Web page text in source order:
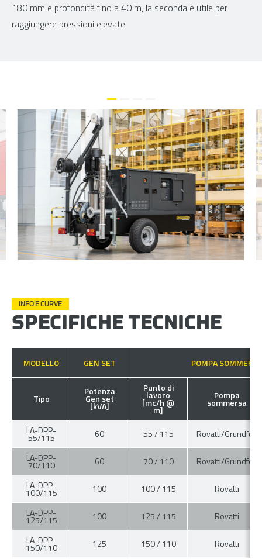
180 mm e profondità fino a 40 m, la seconda è utile per
raggiungere pressioni elevate.
INFO E CURVE
SPECIFICHE TECNICHE
MODELLO GEN SET POMPA SOMMERSA
Tipo
Potenza
Gen set
[kVA]
Punto di
lavoro
[mc/h @
m]
Pompa
sommersa
LA-DPP-
55/115 60 55 / 115
Rovatti/Grundfos
LA-DPP-
70/110 60 70 / 110
Rovatti/Grundfos
LA-DPP-
100/115 100 100 / 115
Rovatti
LA-DPP-
125/115 100 125 / 115
Rovatti
LA-DPP-
150/110 125 150 / 110 Rovatti